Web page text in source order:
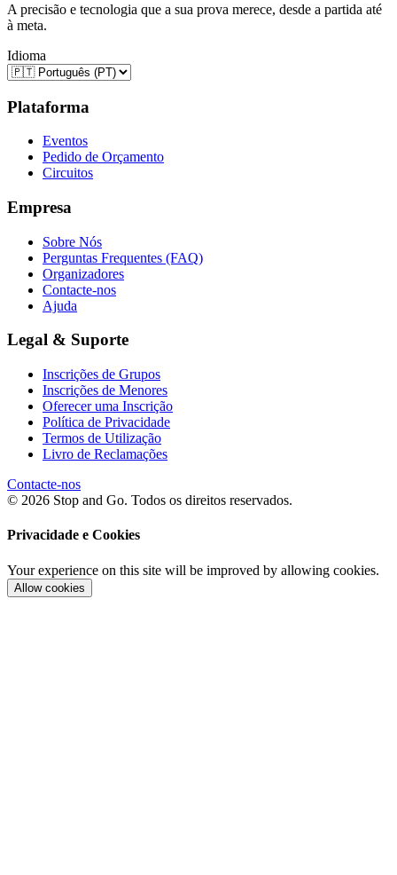
A precisão e tecnologia que a sua prova merece, desde a partida até
à meta.
Idioma
Plataforma
Eventos
Pedido de Orçamento
Circuitos
Empresa
Sobre Nós
Perguntas Frequentes (FAQ)
Organizadores
Contacte-nos
Ajuda
Legal & Suporte
Inscrições de Grupos
Inscrições de Menores
Oferecer uma Inscrição
Política de Privacidade
Termos de Utilização
Livro de Reclamações
Contacte-nos
© 2026 Stop and Go. Todos os direitos reservados.
Privacidade e Cookies
Your experience on this site will be improved by allowing cookies.
Allow cookies